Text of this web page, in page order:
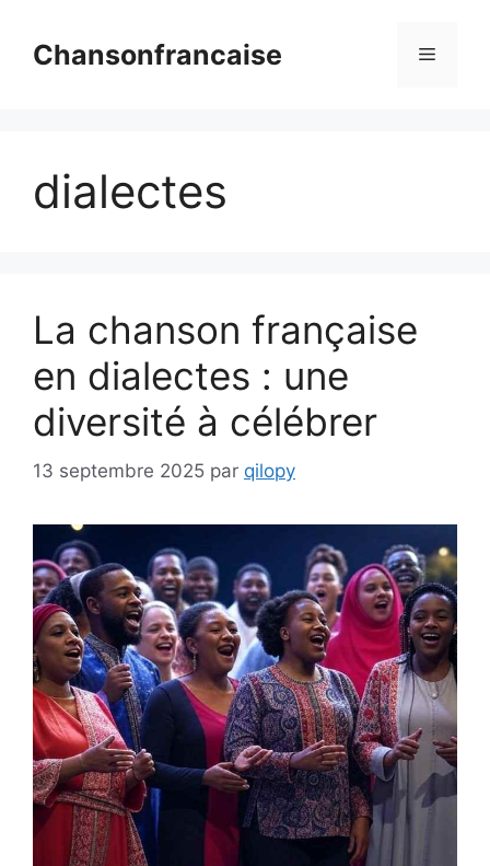
contenuChansonfrancaise Menu
dialectes
La chanson française
en dialectes : une
diversité à célébrer
13 septembre 2025 par qilopy